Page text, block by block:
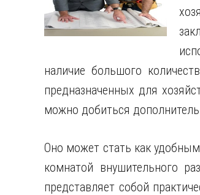
наличие большого
предназначенных для
можно добиться
Оно может стать как
комнатой внушительного
представляет собой